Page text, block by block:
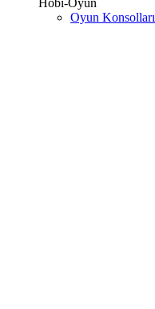
Hobi-Oyun
Oyun Konsolları